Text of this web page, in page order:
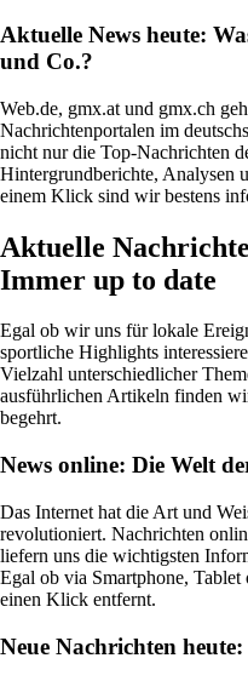
Aktuelle News heute:
und Co.?
Web.de, gmx.at und gmx.ch
Nachrichtenportalen im
nicht nur die Top-Nachrichten
Hintergrundberichte, Analysen
einem Klick sind wir bestens
Aktuelle
Immer up to date
Egal ob wir uns für lokale
sportliche Highlights
Vielzahl unterschiedlicher
ausführlichen Artikeln finden
begehrt.
News online: Die Welt
Das Internet hat die Art und
revolutioniert. Nachrichten
liefern uns die wichtigsten
Egal ob via Smartphone,
einen Klick entfernt.
Neue Nachrichten